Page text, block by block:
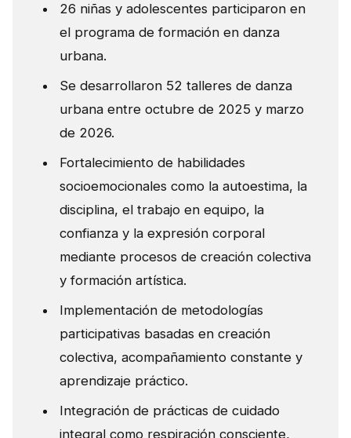
26 niñas y adolescentes participaron en
el programa de formación en danza
urbana.
Se desarrollaron 52 talleres de danza
urbana entre octubre de 2025 y marzo
de 2026.
Fortalecimiento de habilidades
socioemocionales como la autoestima, la
disciplina, el trabajo en equipo, la
confianza y la expresión corporal
mediante procesos de creación colectiva
y formación artística.
Implementación de metodologías
participativas basadas en creación
colectiva, acompañamiento constante y
aprendizaje práctico.
Integración de prácticas de cuidado
integral como respiración consciente,